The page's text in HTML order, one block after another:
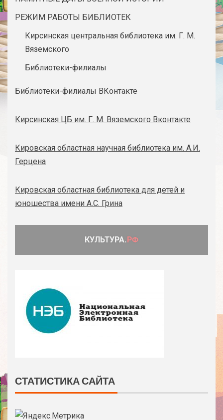
РЕЖИМ РАБОТЫ БИБЛИОТЕК
Кирсинская центральная библиотека им. Г. М.
Вяземского
Библиотеки-филиалы
Библиотеки-филиалы ВКонтакте
Кирсинская ЦБ им. Г. М. Вяземского Вконтакте
Кировская областная научная библиотека им. А.И.
Герцена
Кировская областная библиотека для детей и
юношества имени А.С. Грина
СТАТИСТИКА САЙТА